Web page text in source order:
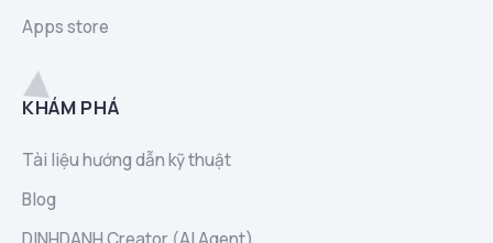
Apps store
KHÁM PHÁ
Tài liệu hướng dẫn kỹ thuật
Blog